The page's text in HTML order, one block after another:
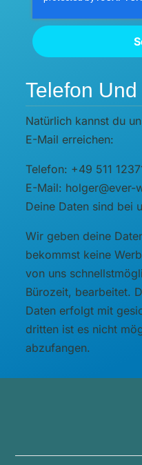
Telefon
Natürlich kannst du
E-Mail erreichen:
Telefon: +49 511
E-Mail: holger@ever-
Deine Daten sind bei
Wir geben deine
bekommst keine
von uns
Bürozeit, bearbeitet.
Daten erfolgt mit
dritten ist es nicht
abzufangen.